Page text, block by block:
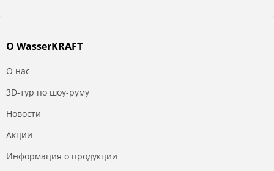
О WasserKRAFT
О нас
3D-тур по шоу-руму
Новости
Акции
Информация о продукции